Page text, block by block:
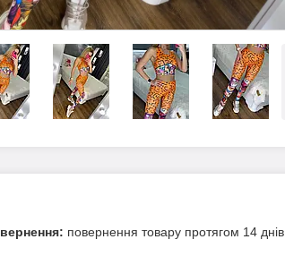
повернення товару протягом 14 днів